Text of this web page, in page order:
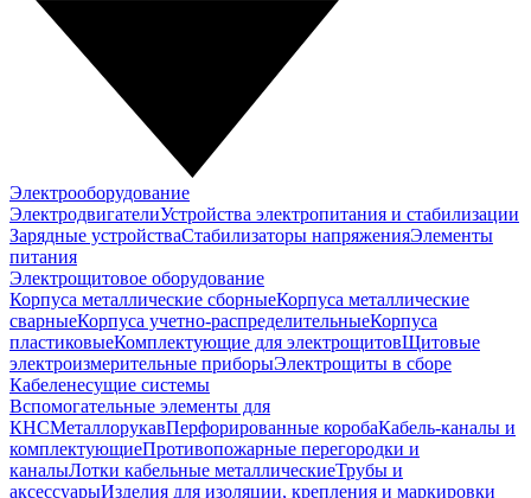
Электрооборудование
ЭлектродвигателиУстройства электропитания и стабилизации
Зарядные устройстваСтабилизаторы напряженияЭлементы
питания
Электрощитовое оборудование
Корпуса металлические сборныеКорпуса металлические
сварныеКорпуса учетно-распределительныеКорпуса
пластиковыеКомплектующие для электрощитовЩитовые
электроизмерительные приборыЭлектрощиты в сборе
Кабеленесущие системы
Вспомогательные элементы для
КНСМеталлорукавПерфорированные коробаКабель-каналы и
комплектующиеПротивопожарные перегородки и
каналыЛотки кабельные металлическиеТрубы и
аксессуарыИзделия для изоляции, крепления и маркировки